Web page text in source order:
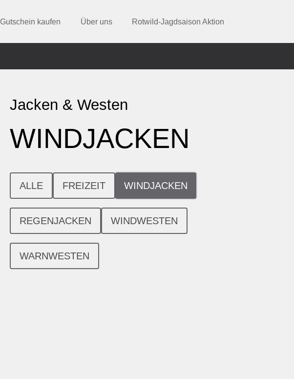
Gutschein kaufen Über uns Rotwild-Jagdsaison Aktion
Jacken & Westen
WINDJACKEN
ALLE FREIZEIT WINDJACKEN
REGENJACKEN WINDWESTEN
WARNWESTEN